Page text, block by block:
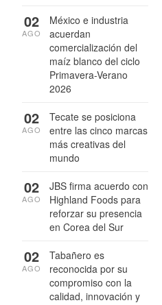
México e industria
acuerdan
comercialización del
maíz blanco del ciclo
Primavera-Verano
2026
02
AGO
Tecate se posiciona
entre las cinco marcas
más creativas del
mundo
02
AGO
JBS firma acuerdo con
Highland Foods para
reforzar su presencia
en Corea del Sur
02
AGO
Tabañero es
reconocida por su
compromiso con la
calidad, innovación y
02
AGO